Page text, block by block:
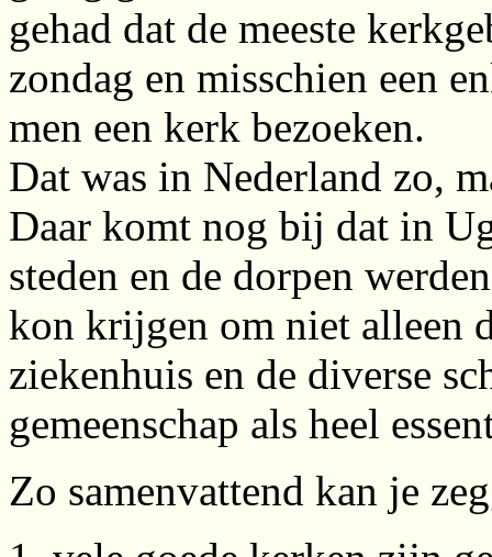
gehad dat de meeste
zondag en misschien een
men een kerk bezoeken.
Dat was in Nederland zo,
Daar komt nog bij dat in
steden en de dorpen
kon krijgen om niet alleen
ziekenhuis en de diverse
gemeenschap als heel
Zo samenvattend kan je